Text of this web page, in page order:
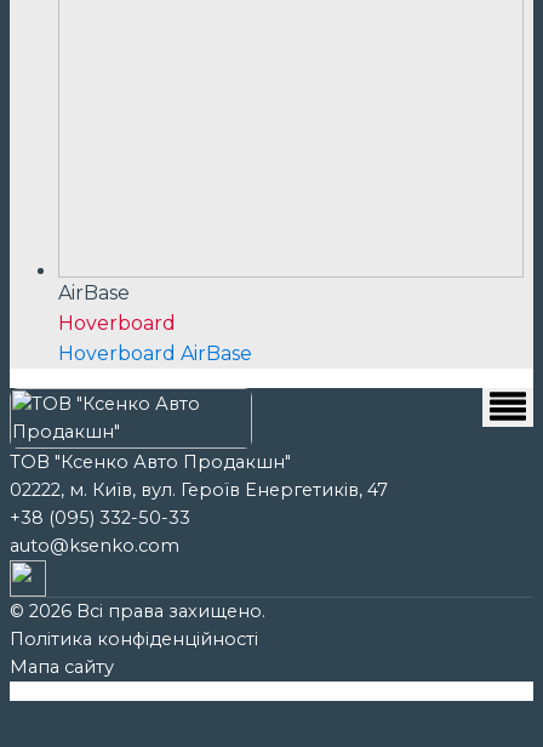
AirBase
Hoverboard
Hoverboard AirBase
ТОВ "Ксенко Авто Продакшн"
02222, м. Київ, вул. Героїв Енергетиків, 47
+38 (095) 332-50-33
auto@ksenko.com
© 2026 Всі права захищено.
Політика конфіденційності
Мапа сайту